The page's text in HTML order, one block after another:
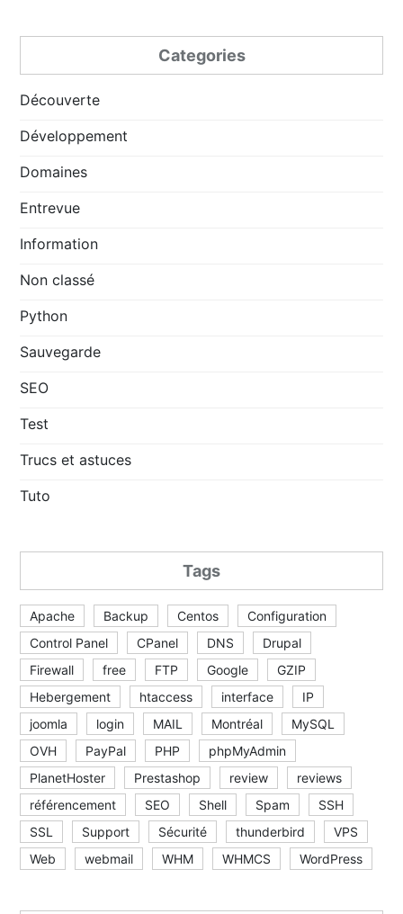
Categories
Découverte
Développement
Domaines
Entrevue
Information
Non classé
Python
Sauvegarde
SEO
Test
Trucs et astuces
Tuto
Tags
Apache Backup Centos
Configuration
Control Panel
CPanel DNS
Drupal
Firewall
free FTP Google
GZIP
Hebergement
htaccess interface
IP
joomla
login MAIL Montréal
MySQL
OVH
PayPal PHP
phpMyAdmin
PlanetHoster
Prestashop review
reviews
référencement
SEO Shell Spam
SSH
SSL
Support Sécurité thunderbird
VPS
Web
webmail WHM WHMCS WordPress